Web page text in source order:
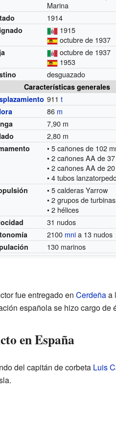
Marina
1914
1915
octubre de 1937
octubre de 1937
1953
desguazado
Características generales
911t
86 m
7,90 m
2,80 m
• 5 cañones de 102
• 2 cañones AA de
• 2 cañones AA de
• 4 tubos
• 5 calderas Yarrow
• 2 grupos de
• 2 hélices
31 nudos
2100 mnia 13 nudos
130 marinos
fue entregado en Cerdeñaa
española se hizo cargo de
en España
del capitán de corbeta Luis